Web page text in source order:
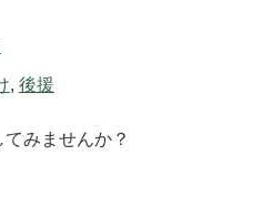
, 後援
みませんか？